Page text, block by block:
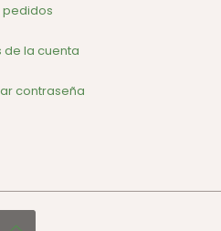
pedidos
de la cuenta
contraseña